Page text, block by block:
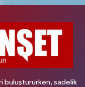
buluştururken, sadelik